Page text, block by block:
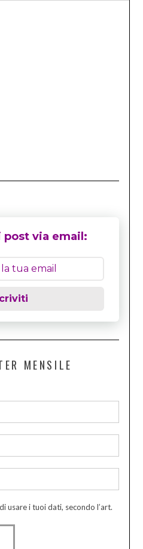
post via email:
MENSILE
usare i tuoi dati, secondo l’art.